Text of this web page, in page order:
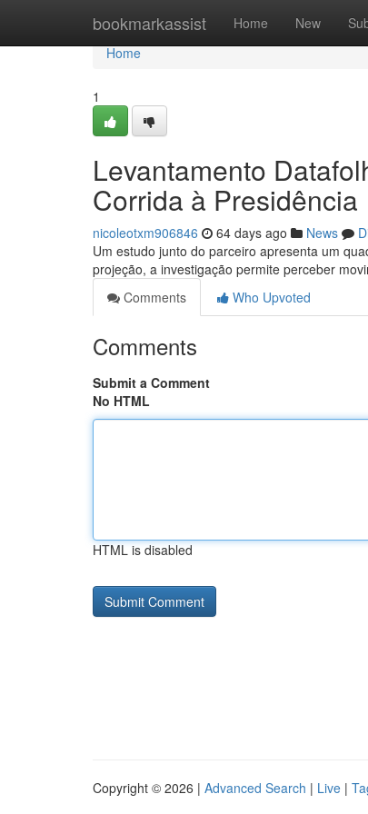
bookmarkassist Home New
Home
Home
1
Levantamento
Corrida à Presidência
nicoleotxm906846 64 days ago News
Um estudo junto do parceiro apresenta um
projeção, a investigação permite perceber
Comments
Who Upvoted
Comments
Submit a Comment
No HTML
HTML is disabled
Copyright © 2026 | Advanced Search | Live |